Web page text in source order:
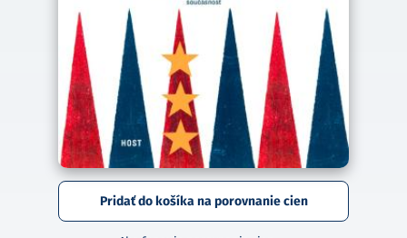
Pridať do košíka na porovnanie cien